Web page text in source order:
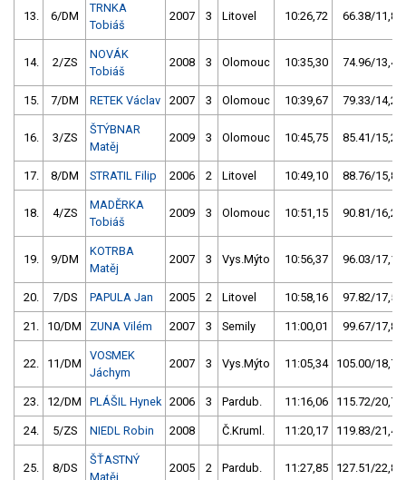
13. 6/DM
TRNKA
Tobiáš
2007 3 Litovel 10:26,72 66.38/11,8
14. 2/ZS
NOVÁK
Tobiáš
2008 3 Olomouc 10:35,30 74.96/13,4
15. 7/DM RETEK Václav 2007 3 Olomouc 10:39,67 79.33/14,2
16. 3/ZS
ŠTÝBNAR
Matěj
2009 3 Olomouc 10:45,75 85.41/15,2
17. 8/DM STRATIL Filip 2006 2 Litovel 10:49,10 88.76/15,8
18. 4/ZS
MADĚRKA
Tobiáš
2009 3 Olomouc 10:51,15 90.81/16,2
19. 9/DM
KOTRBA
Matěj
2007 3 Vys.Mýto 10:56,37 96.03/17,1
20. 7/DS PAPULA Jan 2005 2 Litovel 10:58,16 97.82/17,5
21. 10/DM ZUNA Vilém 2007 3 Semily 11:00,01 99.67/17,8
22. 11/DM
VOSMEK
Jáchym
2007 3 Vys.Mýto 11:05,34 105.00/18,7
23. 12/DM PLÁŠIL Hynek 2006 3 Pardub. 11:16,06 115.72/20,7
24. 5/ZS NIEDL Robin 2008 Č.Kruml. 11:20,17 119.83/21,4
25. 8/DS
ŠŤASTNÝ
Matěj
2005 2 Pardub. 11:27,85 127.51/22,8